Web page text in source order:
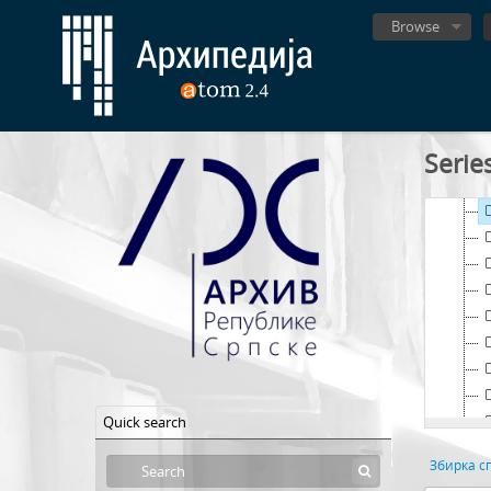
Browse
Quick search